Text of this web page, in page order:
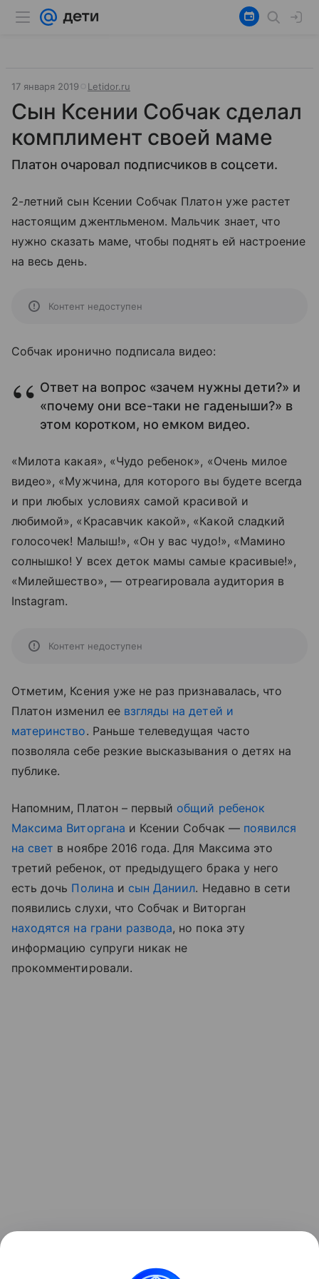
17 января 2019 Letidor.ru
Сын Ксении Собчак сделал
комплимент своей маме
Платон очаровал подписчиков в соцсети.
2-летний сын Ксении Собчак Платон уже растет
настоящим джентльменом. Мальчик знает, что
нужно сказать маме, чтобы поднять ей настроение
на весь день.
Контент недоступен
Собчак иронично подписала видео:
Ответ на вопрос «зачем нужны дети?» и
«почему они все-таки не гаденыши?» в
этом коротком, но емком видео.
«Милота какая», «Чудо ребенок», «Очень милое
видео», «Мужчина, для которого вы будете всегда
и при любых условиях самой красивой и
любимой», «Красавчик какой», «Какой сладкий
голосочек! Малыш!», «Он у вас чудо!», «Мамино
солнышко! У всех деток мамы самые красивые!»,
«Милейшество», — отреагировала аудитория в
Instagram.
Контент недоступен
Отметим, Ксения уже не раз признавалась, что
Платон изменил ее взгляды на детей и
материнство. Раньше телеведущая часто
позволяла себе резкие высказывания о детях на
публике.
Напомним, Платон – первый общий ребенок
Максима Виторгана и Ксении Собчак — появился
на свет в ноябре 2016 года. Для Максима это
третий ребенок, от предыдущего брака у него
есть дочь Полина и сын Даниил. Недавно в сети
появились слухи, что Собчак и Виторган
находятся на грани развода, но пока эту
информацию супруги никак не
прокомментировали.
Правила воспитания Ксении